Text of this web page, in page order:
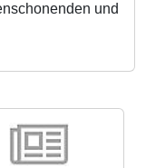
und